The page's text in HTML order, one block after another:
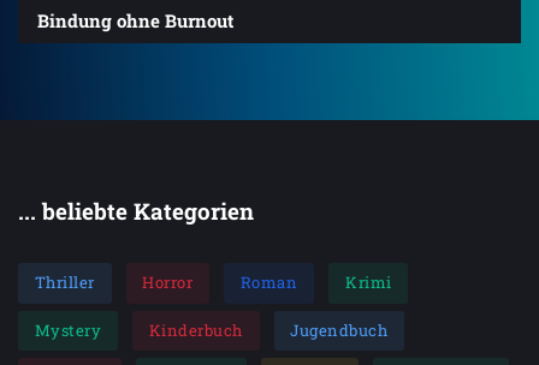
Bindung ohne Burnout
... beliebte Kategorien
Thriller Horror Roman Krimi
Mystery Kinderbuch Jugendbuch